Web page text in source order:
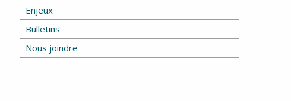
Enjeux
Bulletins
Nous joindre